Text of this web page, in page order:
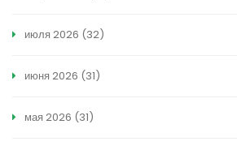
июля 2026 (32)
июня 2026 (31)
мая 2026 (31)